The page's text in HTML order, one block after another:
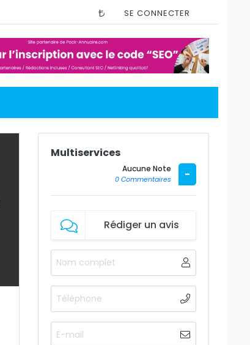
SE CONNECTER
Multiservices
Aucune Note
0 Commentaires -
Rédiger un avis